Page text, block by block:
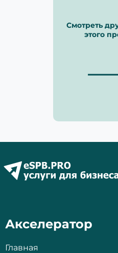
Смотреть
этого
Акселератор
Главная